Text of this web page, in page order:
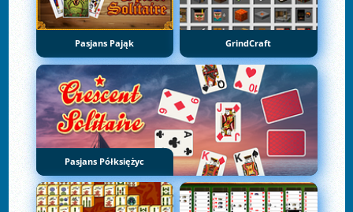
Pasjans Pająk GrindCraft
Pasjans Półksiężyc